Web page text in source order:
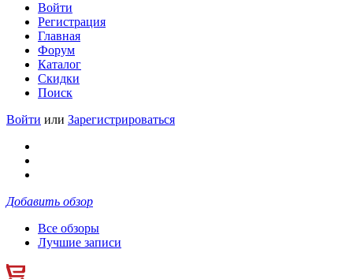
Войти
Регистрация
Главная
Форум
Каталог
Скидки
Поиск
Войти или Зарегистрироваться
Добавить обзор
Все обзоры
Лучшие записи